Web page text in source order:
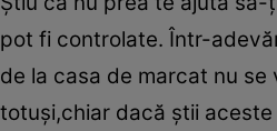
pot fi controlate. Într-
de la casa de marcat nu
totuşi,chiar dacă ştii